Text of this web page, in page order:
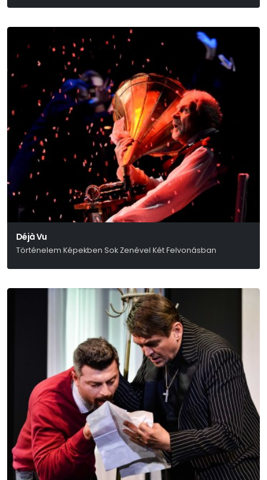
Déjà Vu
Történelem Képekben Sok Zenével Két Felvonásban